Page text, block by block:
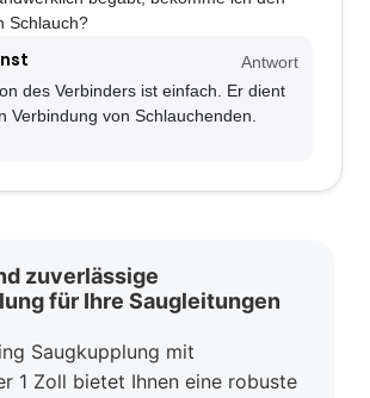
Schlauch?
Antwort
des Verbinders ist einfach. Er dient
Verbindung von Schlauchenden.
zuverlässige
für Ihre Saugleitungen
Saugkupplung mit
1 Zoll bietet Ihnen eine robuste